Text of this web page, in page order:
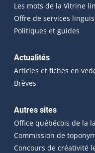
Les mots de la Vitrine
Offre de services
Politiques et guides
Actualités
Articles et fiches en
Brèves
Autres sites
Office québécois de la
Commission de
Concours de créativité